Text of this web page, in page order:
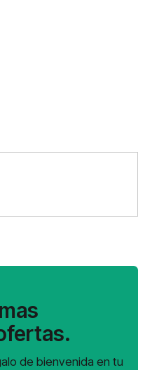
de bienvenida en tu